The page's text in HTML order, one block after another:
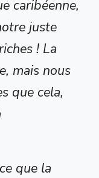
caribéenne,
juste
! La
mais nous
que cela,
que la